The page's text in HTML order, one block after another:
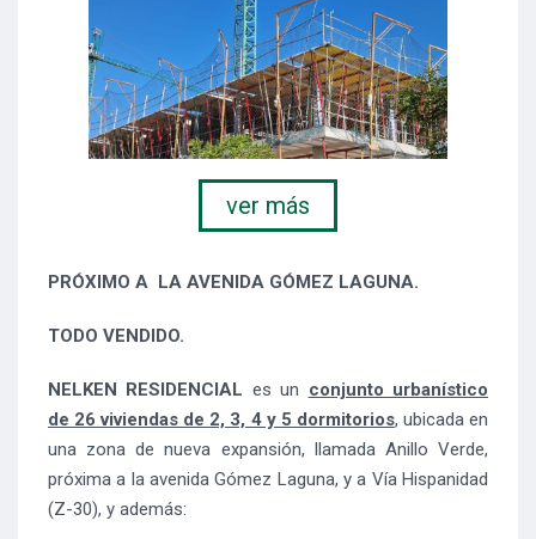
ver más
PRÓXIMO A LA AVENIDA GÓMEZ LAGUNA.
TODO VENDIDO.
NELKEN RESIDENCIAL es un conjunto urbanístico
de 26 viviendas de 2, 3, 4 y 5 dormitorios, ubicada en
una zona de nueva expansión, llamada Anillo Verde,
próxima a la avenida Gómez Laguna, y a Vía Hispanidad
(Z-30), y además: